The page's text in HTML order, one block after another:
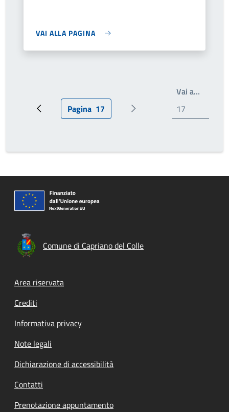
VAI ALLA PAGINA
Pagina precedentePagina attuale
Pagina 17 Pagina successiva
Vai a…Scrivi il
Comune di Capriano del Colle
Footer menu
Area riservata
Crediti
Informativa privacy
Note legali
Dichiarazione di accessibilità
Contatti
Prenotazione appuntamento